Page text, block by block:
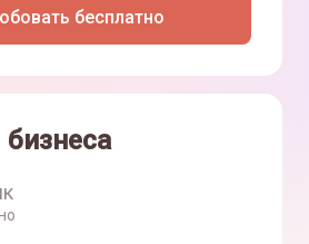
бесплатно